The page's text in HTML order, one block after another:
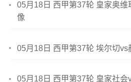
05月18日 西甲第37轮 皇家奥维
像
05月18日 西甲第37轮 埃尔切vs
05月18日 西甲第37轮 皇家社会